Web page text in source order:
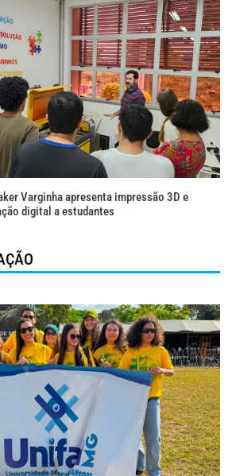
Varginha apresenta impressão 3D e
digital a estudantes